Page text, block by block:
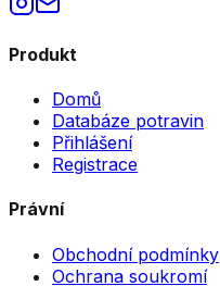
Produkt
Domů
Databáze potravin
Přihlášení
Registrace
Právní
Obchodní podmínky
Ochrana soukromí